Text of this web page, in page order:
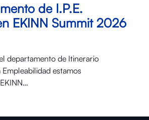
de I.P.E.
EKINN Summit 2026
departamento de Itinerario
estamos